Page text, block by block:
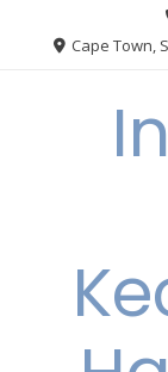
Cape Town,